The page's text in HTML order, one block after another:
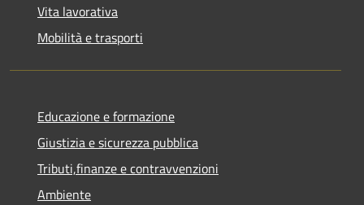
Vita lavorativa
Mobilità e trasporti
Educazione e formazione
Giustizia e sicurezza pubblica
Tributi,finanze e contravvenzioni
Ambiente